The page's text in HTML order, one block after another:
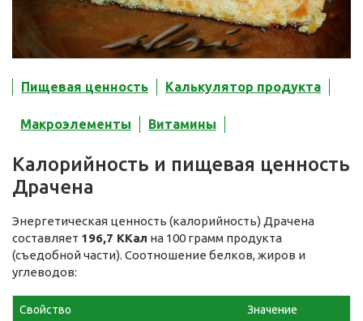
Пищевая ценность Калькулятор продукта
Макроэлементы Витамины
Калорийность и пищевая ценность
Драчена
Энергетическая ценность (калорийность) Драчена
составляет 196,7 ККал на 100 грамм продукта
(съедобной части). Соотношение белков, жиров и
углеводов:
Свойство Значение